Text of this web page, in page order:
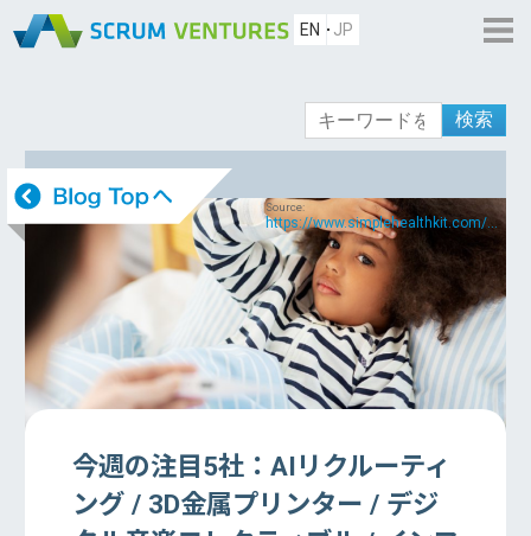
EN JP
検索
Source:
https://www.simplehealthkit.com/...
今週の注目5社：AIリクルーティ
ング / 3D金属プリンター / デジ